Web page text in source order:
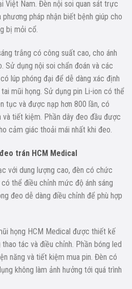
Việt Nam. Đèn nội soi quan sát trực
pháp nhận biết bệnh giúp cho
bị mỏi cổ.
trắng có công suất cao, cho ánh
Sử dụng nội soi chẩn đoán và các
lúp phóng đại để dễ dàng xác định
mũi họng. Sử dụng pin Li-ion có thể
tục và được nạp hơn 800 lần, có
tiết kiệm. Phần dây đeo đầu được
cảm giác thoải mái nhất khi đeo.
trán HCM Medical
với dung lượng cao, đèn có chức
thể điều chỉnh mức độ ánh sáng
đeo dễ dàng điều chỉnh để phù hợp
họng HCM Medical được thiết kế
tác và điều chỉnh. Phần bóng led
năng và tiết kiệm mua pin. Đèn có
không làm ảnh hưởng tới quá trình